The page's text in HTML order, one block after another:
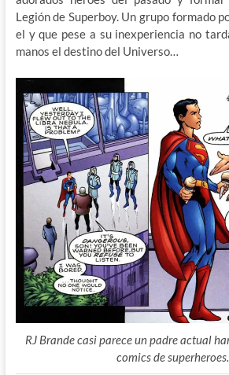
Legión de Superboy. Un grupo formado
el y que pese a su inexperiencia no
manos el destino del Universo…
RJ Brande casi parece un padre actual
comics de